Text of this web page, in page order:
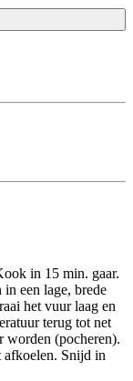
in 15 min. gaar.
een lage, brede
het vuur laag en
terug tot net
worden (pocheren).
afkoelen. Snijd in